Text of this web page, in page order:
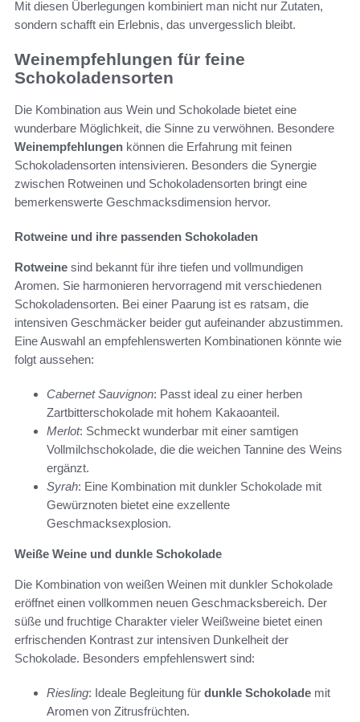
Mit diesen Überlegungen kombiniert man nicht nur Zutaten,
sondern schafft ein Erlebnis, das unvergesslich bleibt.
Weinempfehlungen für feine
Schokoladensorten
Die Kombination aus Wein und Schokolade bietet eine
wunderbare Möglichkeit, die Sinne zu verwöhnen. Besondere
Weinempfehlungen können die Erfahrung mit feinen
Schokoladensorten intensivieren. Besonders die Synergie
zwischen Rotweinen und Schokoladensorten bringt eine
bemerkenswerte Geschmacksdimension hervor.
Rotweine und ihre passenden Schokoladen
Rotweine sind bekannt für ihre tiefen und vollmundigen
Aromen. Sie harmonieren hervorragend mit verschiedenen
Schokoladensorten. Bei einer Paarung ist es ratsam, die
intensiven Geschmäcker beider gut aufeinander abzustimmen.
Eine Auswahl an empfehlenswerten Kombinationen könnte wie
folgt aussehen:
Cabernet Sauvignon: Passt ideal zu einer herben
Zartbitterschokolade mit hohem Kakaoanteil.
Merlot: Schmeckt wunderbar mit einer samtigen
Vollmilchschokolade, die die weichen Tannine des Weins
ergänzt.
Syrah: Eine Kombination mit dunkler Schokolade mit
Gewürznoten bietet eine exzellente
Geschmacksexplosion.
Weiße Weine und dunkle Schokolade
Die Kombination von weißen Weinen mit dunkler Schokolade
eröffnet einen vollkommen neuen Geschmacksbereich. Der
süße und fruchtige Charakter vieler Weißweine bietet einen
erfrischenden Kontrast zur intensiven Dunkelheit der
Schokolade. Besonders empfehlenswert sind:
Riesling: Ideale Begleitung für dunkle Schokolade mit
Aromen von Zitrusfrüchten.